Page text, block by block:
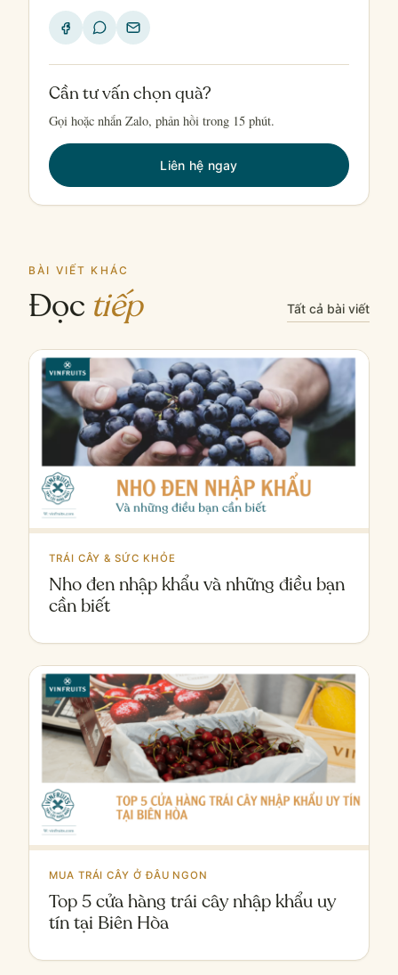
Cần tư vấn chọn quà?
Gọi hoặc nhắn Zalo, phản hồi trong 15 phút.
Liên hệ ngay
BÀI VIẾT KHÁC
Đọc tiếp Tất cả bài viết
TRÁI CÂY & SỨC KHỎE
Nho đen nhập khẩu và những điều bạn
cần biết
MUA TRÁI CÂY Ở ĐÂU NGON
Top 5 cửa hàng trái cây nhập khẩu uy
tín tại Biên Hòa